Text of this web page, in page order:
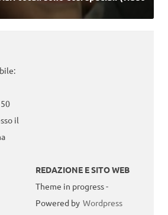
il
REDAZIONE E SITO WEB
Theme in progress -
Powered by Wordpress